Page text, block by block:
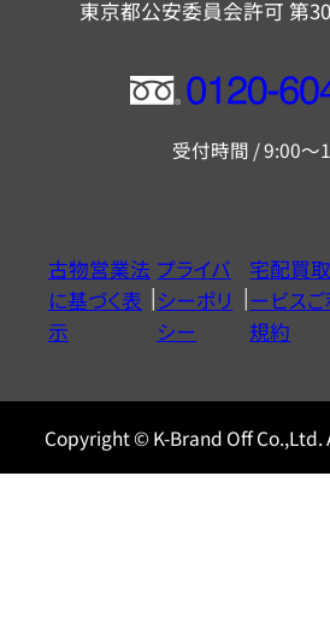
東京都公安委員会許可 第
フ
ー
ヤ
ル
0120604117
受付時間 / 9:00～
古物営業法
に基づく表
示
プライバ
シーポリ
シー
宅配買
ービス
規約
Copyright © K-Brand Off Co.,Ltd.